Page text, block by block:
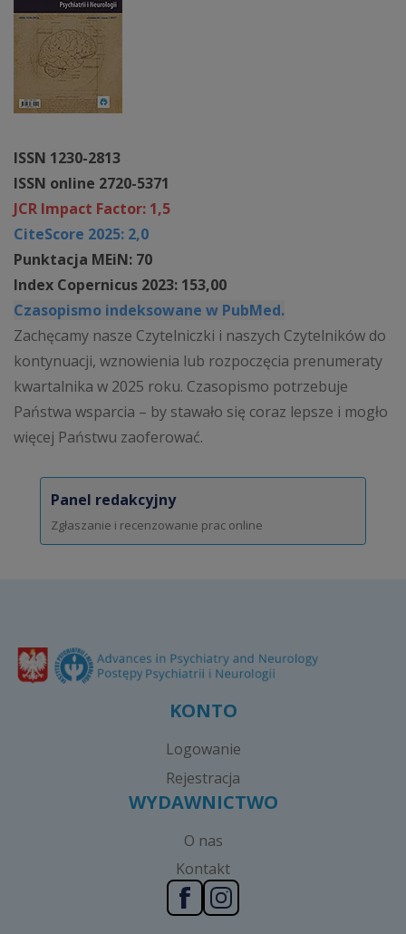
ISSN 1230-2813
ISSN online 2720-5371
JCR Impact Factor: 1,5
CiteScore 2025: 2,0
Punktacja MEiN: 70
Index Copernicus 2023: 153,00
Czasopismo indeksowane w PubMed.
Zachęcamy nasze Czytelniczki i naszych Czytelników do
kontynuacji, wznowienia lub rozpoczęcia prenumeraty
kwartalnika w 2025 roku. Czasopismo potrzebuje
Państwa wsparcia – by stawało się coraz lepsze i mogło
więcej Państwu zaoferować.
Panel redakcyjny
Zgłaszanie i recenzowanie prac online
KONTO
Logowanie
Rejestracja
WYDAWNICTWO
O nas
Kontakt